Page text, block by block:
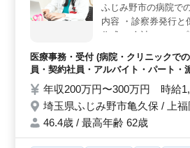
した環境＞ 年収200万円〜300万
1,600円です。通勤手当支給や雇用
どの福利厚生が整っており、安心し
り、健康面やワークライフバラン
ふじみ野市の病院で
内容 ・診察券発行と
作成 ・会計 ・レセ
助業務 備考 車通勤
です！ ご応募お待ち
医療事務・受付 (病院・クリニックで
員・契約社員・アルバイト・パート・
年収200万円〜300万円 時給
埼玉県ふじみ野市亀久保 / 上福
46.4歳 / 最高年齢 62歳